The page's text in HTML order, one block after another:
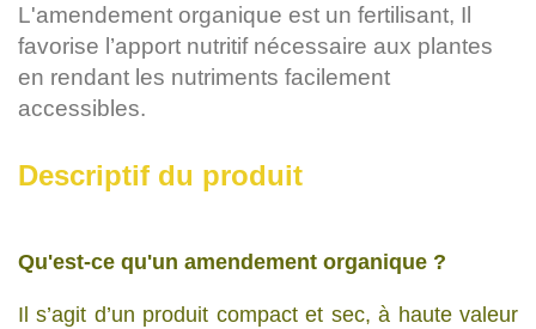
L'amendement organique est un fertilisant, Il
favorise l’apport nutritif nécessaire aux plantes
en rendant les nutriments facilement
accessibles.
Descriptif du produit
Qu'est-ce qu'un amendement organique ?
Il s’agit d’un produit compact et sec, à haute valeur